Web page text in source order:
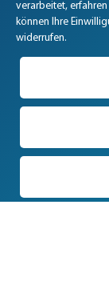
verarbeitet, erfahren
können Ihre
widerrufen.